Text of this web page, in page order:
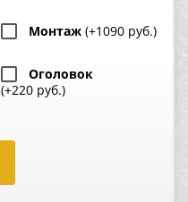
Монтаж (+1090 руб.)
Оголовок
(+220 руб.)